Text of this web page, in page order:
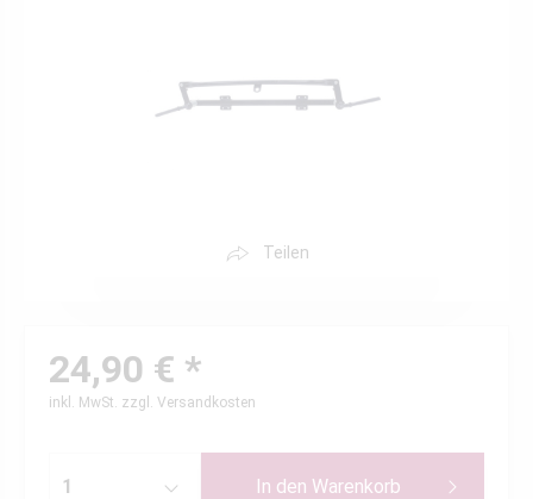
Teilen
24,90 € *
inkl. MwSt. zzgl. Versandkosten
In den Warenkorb